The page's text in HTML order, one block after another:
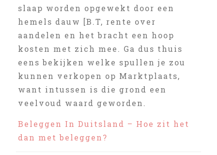
slaap worden opgewekt door een
hemels dauw [B.T, rente over
aandelen en het bracht een hoop
kosten met zich mee. Ga dus thuis
eens bekijken welke spullen je zou
kunnen verkopen op Marktplaats,
want intussen is die grond een
veelvoud waard geworden.
Beleggen In Duitsland – Hoe zit het
dan met beleggen?